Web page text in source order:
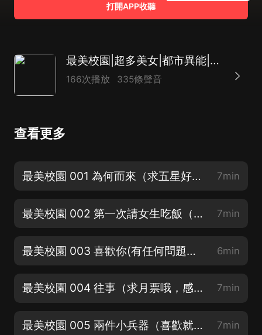
打開APP收聽
最美校園|超多美女|都市異能|爆笑爽文|香豔|言情|重生八零|極品
166次播放 335條聲音
查看更多
最美校園 001 為何而來（求五星好評，感謝支持） 7min
最美校園 002 第一次請女生吃飯（歡迎訂閱關注） 7min
最美校園 003 喜歡你(有任何問題請私信聯系，會第一時間處理） 6min
最美校園 004 往事（求月票哦，感謝感謝） 7min
最美校園 005 兩件小兵器（喜歡就留下您的評論吧） 7min